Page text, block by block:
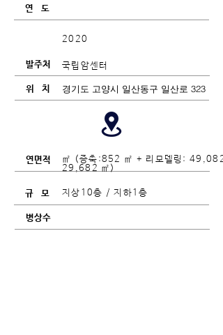
2020
국립암센터
경기도 고양시 일산동구 일산로 323
49,082.88 ㎡ (증축:852 ㎡ + 리모델링:
29,682 ㎡)
지상10층 / 지하1층